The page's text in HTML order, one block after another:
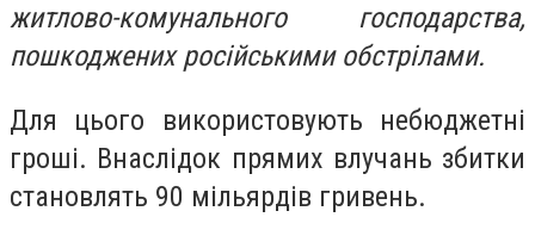
житлово-комунального господарства,
пошкоджених російськими обстрілами.
Для цього використовують небюджетні
гроші. Внаслідок прямих влучань збитки
становлять 90 мільярдів гривень.